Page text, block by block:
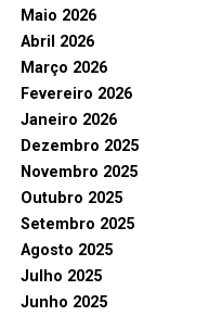
Maio 2026
Abril 2026
Março 2026
Fevereiro 2026
Janeiro 2026
Dezembro 2025
Novembro 2025
Outubro 2025
Setembro 2025
Agosto 2025
Julho 2025
Junho 2025